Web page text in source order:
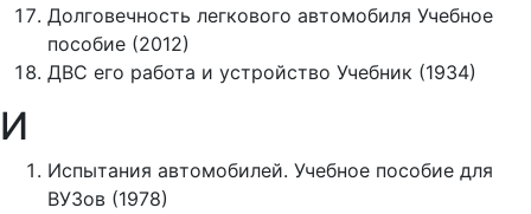
Долговечность легкового автомобиля Учебное
пособие (2012)
ДВС его работа и устройство Учебник (1934)
И
Испытания автомобилей. Учебное пособие для
ВУЗов (1978)